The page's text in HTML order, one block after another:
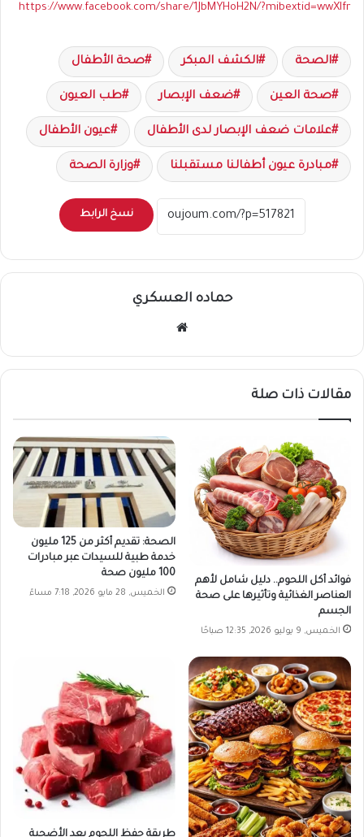
https://www.facebook.com/share/1JbMYHoH2N/?mibextid=wwXIfr
الصحة الكشف المبكر صحة الأطفال
صحة العين ضعف الإبصار طب العيون
علامات ضعف الإبصار لدى الأطفال عيون الأطفال
مبادرة عيون أطفالنا مستقبلنا وزارة الصحة
نسخ الرابط
حماده العسكري
مقالات ذات صلة
فوائد أكل اللحوم.. دليل شامل لأهم
العناصر الغذائية وتأثيرها على صحة
الجسم
الخميس, 9 يوليو 2026, 12:35 صباحًا
الصحة: تقديم أكثر من 125 مليون
خدمة طبية للسيدات عبر مبادرات
100 مليون صحة
الخميس, 28 مايو 2026, 7:18 مساءً